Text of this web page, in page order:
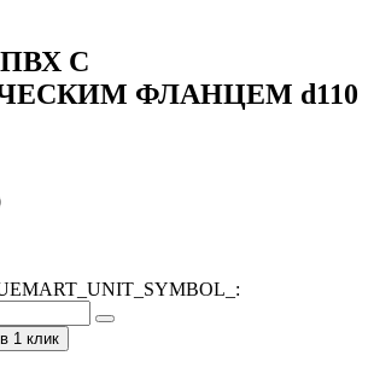
С
ФЛАНЦЕМ d110
1 клик